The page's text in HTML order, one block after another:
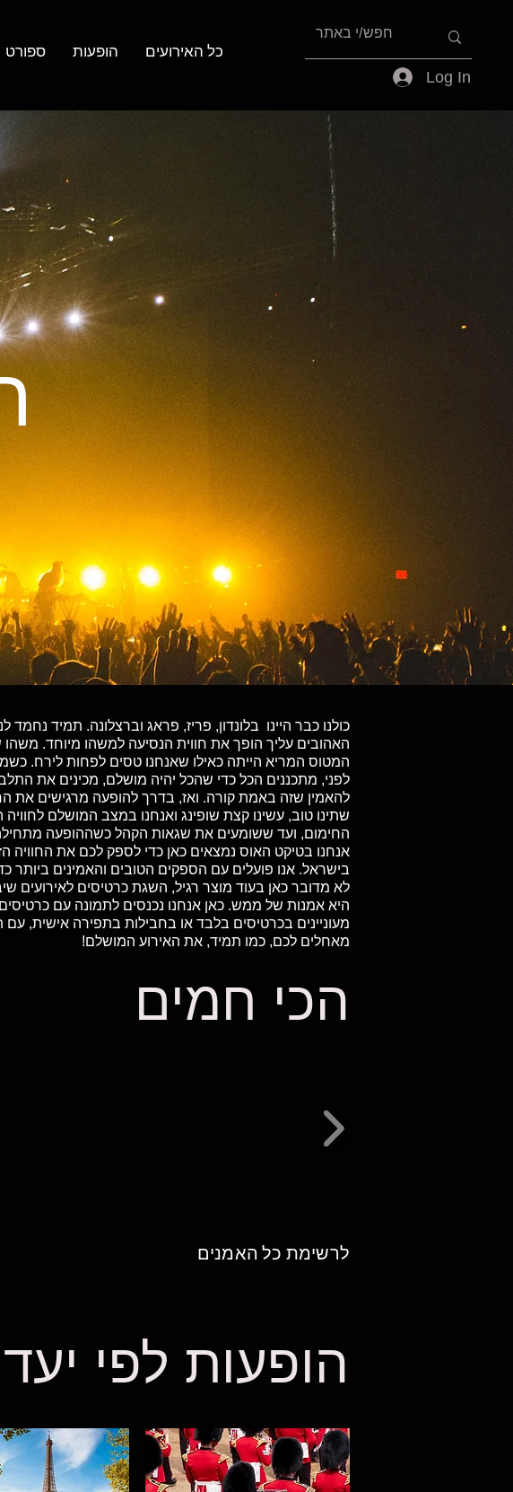
כל האירועים הופעות ספורט
Log In
כולנו כבר היינו בלונדון, פריז, פראג וברצלונה. תמיד
האהובים עליך הופך את חווית הנסיעה למשהו מיוחד.
המטוס המריא הייתה כאילו שאנחנו טסים לפחות לירח.
לפני, מתכננים הכל כדי שהכל יהיה מושלם, מכינים את
להאמין שזה באמת קורה. ואז, בדרך להופעה מרגישים את
שתינו טוב, עשינו קצת שופינג ואנחנו במצב המושלם
החימום, ועד ששומעים את שגאות הקהל כשההופעה
בישראל. אנו פועלים עם הספקים הטובים והאמינים
לא מדובר כאן בעוד מוצר רגיל, השגת כרטיסים לאירועים
היא אמנות של ממש. כאן אנחנו נכנסים לתמונה עם כרטיסים
מעוניינים בכרטיסים בלבד או בחבילות בתפירה אישית,
מאחלים לכם, כמו תמיד, את האירוע המושלם!
הכי חמים
לרשימת כל האמנים
הופעות לפי